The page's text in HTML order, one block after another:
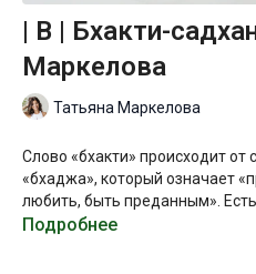
| B | Бхакти-
Маркелова
Татьяна Маркелова
Слово «бхакти» происходит от
«бхаджа», который означает
любить, быть преданным».
которое так и называется:
Подробнее